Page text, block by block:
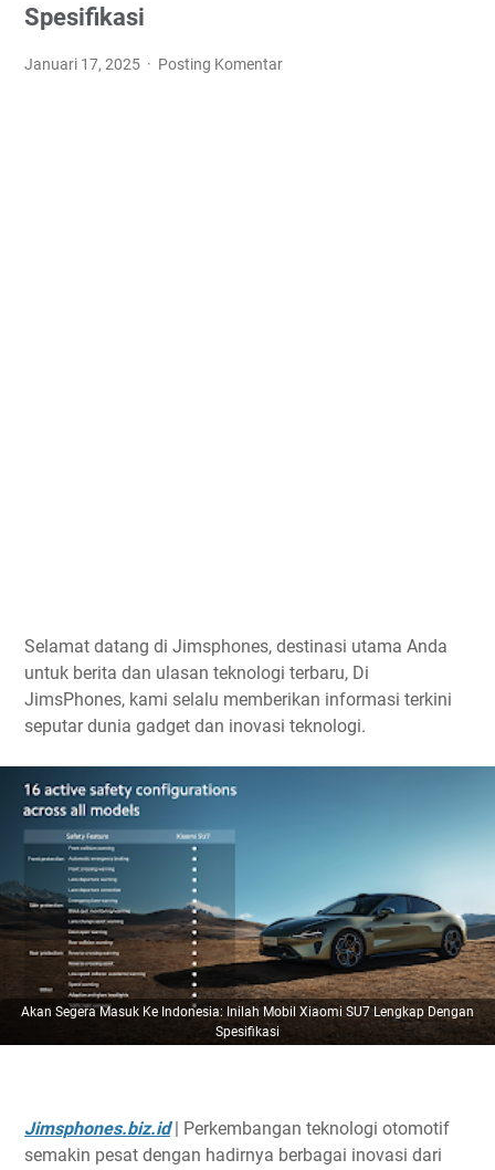
Spesifikasi
Januari 17, 2025 Posting Komentar
Selamat datang di Jimsphones, destinasi utama Anda
untuk berita dan ulasan teknologi terbaru, Di
JimsPhones, kami selalu memberikan informasi terkini
seputar dunia gadget dan inovasi teknologi.
Akan Segera Masuk Ke Indonesia: Inilah Mobil Xiaomi SU7 Lengkap Dengan
Spesifikasi
Jimsphones.biz.id| Perkembangan teknologi otomotif
semakin pesat dengan hadirnya berbagai inovasi dari